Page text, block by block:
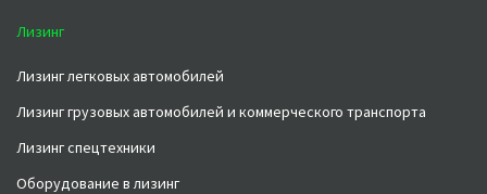
Лизинг
Лизинг легковых автомобилей
Лизинг грузовых автомобилей и коммерческого транспорта
Лизинг спецтехники
Оборудование в лизинг